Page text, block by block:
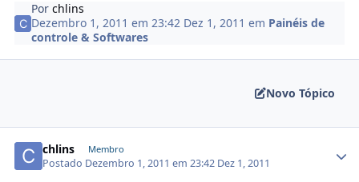
Porchlins
Dezembro 1, 2011 em 23:42 Dez 1, 2011 em Painéis de
controle & Softwares
Novo Tópico
chlins Membro
Postado Dezembro 1, 2011 em 23:42 Dez 1, 2011